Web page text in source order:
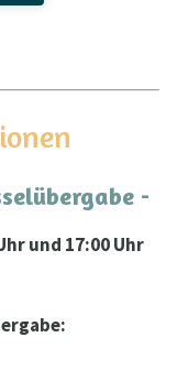
-
und 17:00 Uhr